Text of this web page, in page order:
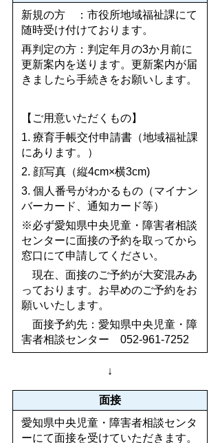
新規の方 ：市役所地域福祉課にて
随時受け付けております。
再判定の方：判定年月の3か月前に
更新案内を送ります。更新案内が届
きましたら手続きをお願いします。
【ご用意いただくもの】
1. 療育手帳交付申請書（地域福祉課
にあります。）
2. 顔写真（縦4cm×横3cm)
3. 個人番号がわかるもの（マイナン
バーカード、通知カード等）
※必ず愛知県中央児童・障害者相談
センターに面接の予約を取ってから
窓口にて申請してください。
現在、面接のご予約が大変混みあ
っております。お早めのご予約をお
願いいたします。
面接予約先：愛知県中央児童・障
害者相談センター 052-961-7252
↓
面接
愛知県中央児童・障害者相談センタ
ーにて面接を受けていただきます。